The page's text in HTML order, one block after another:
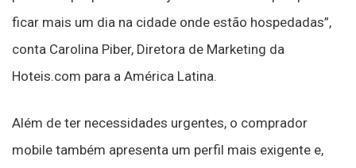
ficar mais um dia na cidade onde estão hospedadas”,
conta Carolina Piber, Diretora de Marketing da
Hoteis.com para a América Latina.
Além de ter necessidades urgentes, o comprador
mobile também apresenta um perfil mais exigente e,